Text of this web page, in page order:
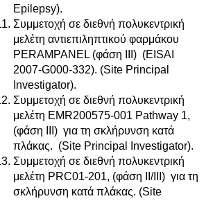
Epilepsy).
Συμμετοχή σε διεθνή πολυκεντρική
μελέτη αντιεπιληπτικού φαρμάκου
PERAMPANEL (φάση ΙΙΙ) (EISAI
2007-G000-332). (Site Principal
Investigator).
Συμμετοχή σε διεθνή πολυκεντρική
μελέτη EMR200575-001 Pathway 1,
(φάση ΙΙΙ) για τη σκλήρυνση κατά
πλάκας. (Site Principal Investigator).
Συμμετοχή σε διεθνή πολυκεντρική
μελέτη PRC01-201, (φάση II/ΙΙΙ) για τη
σκλήρυνση κατά πλάκας. (Site